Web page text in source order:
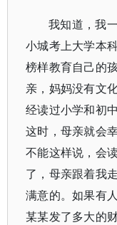
我知道，我
小城考上大学本
榜样教育自己的
亲，妈妈没有文
经读过小学和初
这时，母亲就会
不能这样说，会
了，母亲跟着我
满意的。如果有
某某发了多大的